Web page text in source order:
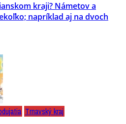
kraji? Námetov a
napríklad aj na dvoch
Trnavský kraj